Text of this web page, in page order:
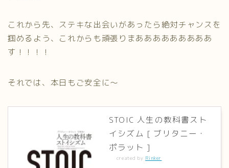
これから先、ステキな出会いがあったら絶対チャンスを
掴めるよう、これからも頑張りまあああああああああ
す！！！！
それでは、本日もご安全に～
STOIC 人生の教科書スト
イシズム [ ブリタニー・
ポラット ]
created by Rinker